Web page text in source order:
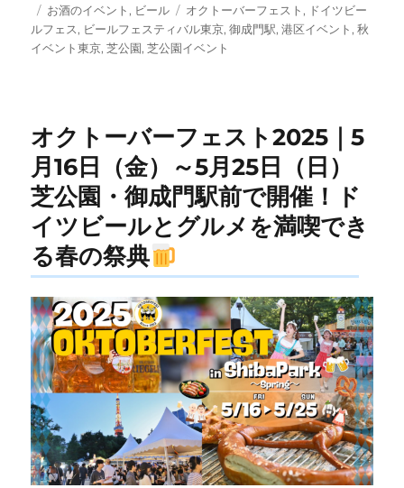
投
稿
日:
カ
テ
ゴ
お酒のイベント , ビール
タ
グ
オクトーバーフェスト , ドイツビー
ルフェス, ビールフェスティバル東京,御成門駅,港区イベント ,秋
イベント東京,芝公園,芝公園イベント
オクトーバーフェスト2025｜5
月16日（金）～5月25日（日）
芝公園・御成門駅前で開催！ド
イツビールとグルメを満喫でき
る春の祭典